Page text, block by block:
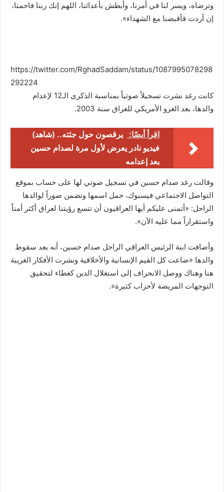
وترضاه، ويسر لنا في أمرنا، وأبطش بأعدائنا، اللهم إنك ربنا فاحمنا،
إن أردت فأقبضنا مع الشهداء».
https://twitter.com/RghadSaddam/status/1087995078298
292224
كانت رغد نشرت تسجيلاً صوتياً بمناسبة الذكرى الـ12 لإعدام
والدها، بعد الغزو الأمريكي للعراق سنة 2003.
اقرأ أيضًا:
يرقصون حول جثته.. (شاهد)
فيديو نادر يعرض لأول مرة لصدام حسين
بعد إعدامه
وقالت رغد صدام حسين في تسجيل صوتي لها على حساب بموقع
التواصل الاجتماعي فيسبوك، حمل اسمها وتضمن صوراً لوالدها
الراحل: «أتمنى عليكم أيها العراقيون أن تتسع رؤيتنا لعراق أكثر أمناً
واستقراراً مما عليه الآن».
وأضافت ابنة الرئيس العراقي الراحل صدام حسين، أنه بعد سقوط
والدها «ضاعت كل القيم الإنسانية والأخلاقية ونشرت الأفكار الغريبة
هنا وهناك ووصل الانحراف إلى استغلال الدين كغطاء لتحقيق
التوجهات المريضة لأحزاب كثيرة».